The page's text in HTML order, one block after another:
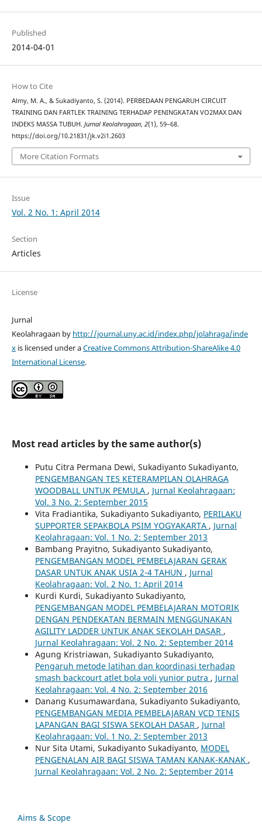
Published
2014-04-01
How to Cite
Almy, M. A., & Sukadiyanto, S. (2014). PERBEDAAN PENGARUH CIRCUIT
TRAINING DAN FARTLEK TRAINING TERHADAP PENINGKATAN VO2MAX DAN
INDEKS MASSA TUBUH. Jurnal Keolahragaan, 2(1), 59–68.
https://doi.org/10.21831/jk.v2i1.2603
More Citation Formats
Issue
Vol. 2 No. 1: April 2014
Section
Articles
License
Jurnal
Keolahragaan by http://journal.uny.ac.id/index.php/jolahraga/inde
xis licensed under aCreative Commons Attribution-ShareAlike 4.0
International License.
Most read articles by the same author(s)
Putu Citra Permana Dewi, Sukadiyanto Sukadiyanto,
PENGEMBANGAN TES KETERAMPILAN OLAHRAGA
WOODBALL UNTUK PEMULA , Jurnal Keolahragaan:
Vol. 3 No. 2: September 2015
Vita Fradiantika, Sukadiyanto Sukadiyanto, PERILAKU
SUPPORTER SEPAKBOLA PSIM YOGYAKARTA , Jurnal
Keolahragaan: Vol. 1 No. 2: September 2013
Bambang Prayitno, Sukadiyanto Sukadiyanto,
PENGEMBANGAN MODEL PEMBELAJARAN GERAK
DASAR UNTUK ANAK USIA 2-4 TAHUN , Jurnal
Keolahragaan: Vol. 2 No. 1: April 2014
Kurdi Kurdi, Sukadiyanto Sukadiyanto,
PENGEMBANGAN MODEL PEMBELAJARAN MOTORIK
DENGAN PENDEKATAN BERMAIN MENGGUNAKAN
AGILITY LADDER UNTUK ANAK SEKOLAH DASAR ,
Jurnal Keolahragaan: Vol. 2 No. 2: September 2014
Agung Kristriawan, Sukadiyanto Sukadiyanto,
Pengaruh metode latihan dan koordinasi terhadap
smash backcourt atlet bola voli yunior putra , Jurnal
Keolahragaan: Vol. 4 No. 2: September 2016
Danang Kusumawardana, Sukadiyanto Sukadiyanto,
PENGEMBANGAN MEDIA PEMBELAJARAN VCD TENIS
LAPANGAN BAGI SISWA SEKOLAH DASAR , Jurnal
Keolahragaan: Vol. 1 No. 2: September 2013
Nur Sita Utami, Sukadiyanto Sukadiyanto, MODEL
PENGENALAN AIR BAGI SISWA TAMAN KANAK-KANAK ,
Jurnal Keolahragaan: Vol. 2 No. 2: September 2014
Aims & Scope